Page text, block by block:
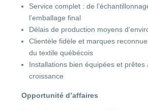
Service complet : de
l’emballage final
Délais de production moyens
Clientèle fidèle et marques
du textile québécois
Installations bien équipées et prêtes
croissance
Opportunité d’affaires